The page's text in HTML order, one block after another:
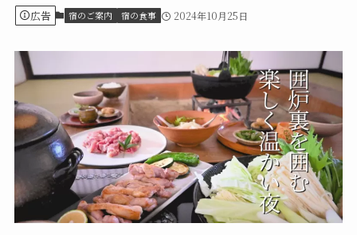
広告 宿のご案内 宿の食事 2024年10月25日